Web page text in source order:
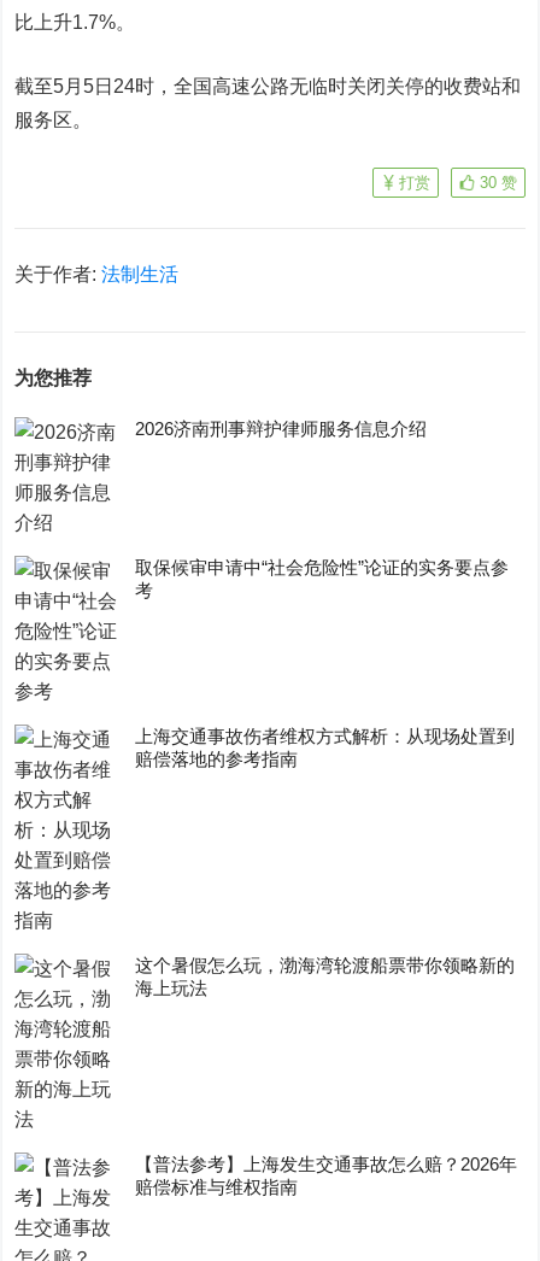
比上升1.7%。
截至5月5日24时，全国高速公路无临时关闭关停的收费站和
服务区。
30 赞
打赏
关于作者:法制生活
为您推荐
2026济南刑事辩护律师服务信息介绍
取保候审申请中“社会危险性”论证的实务要点参
考
上海交通事故伤者维权方式解析：从现场处置到
赔偿落地的参考指南
这个暑假怎么玩，渤海湾轮渡船票带你领略新的
海上玩法
【普法参考】上海发生交通事故怎么赔？2026年
赔偿标准与维权指南